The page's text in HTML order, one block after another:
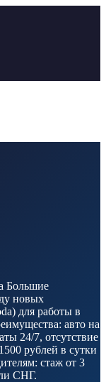
Большие
новых
для работы в
авто на
24/7, отсутствие
рублей в сутки
стаж от 3
СНГ.